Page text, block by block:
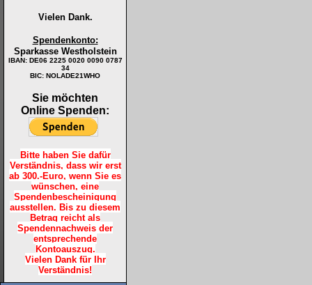
Vielen Dank.
Spendenkonto:
Sparkasse Westholstein
IBAN: DE06 2225 0020 0090 0787
34
BIC: NOLADE21WHO
Sie möchten
Online Spenden:
Bitte haben Sie dafür
Verständnis, dass wir erst
ab 300.-Euro, wenn Sie es
wünschen, eine
Spendenbescheinigung
ausstellen. Bis zu diesem
Betrag reicht als
Spendennachweis der
entsprechende
Kontoauszug.
Vielen Dank für Ihr
Verständnis!